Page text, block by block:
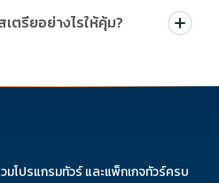
อโปรโมชั่นบัตรเครดิตตามเงื่อนไขที่
ปรโมชั่นในรายการทัวร์แต่ละ
ตรียอย่างไรให้คุ้ม?
ต่ำสุดเพียงอย่างเดียว
มโปรแกรมทัวร์ และแพ็กเกจทัวร์ครบ